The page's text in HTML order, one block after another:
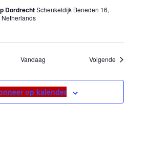
DordrechtSchenkeldijk Beneden 16,
Netherlands
Vandaag Volgende
op kalender